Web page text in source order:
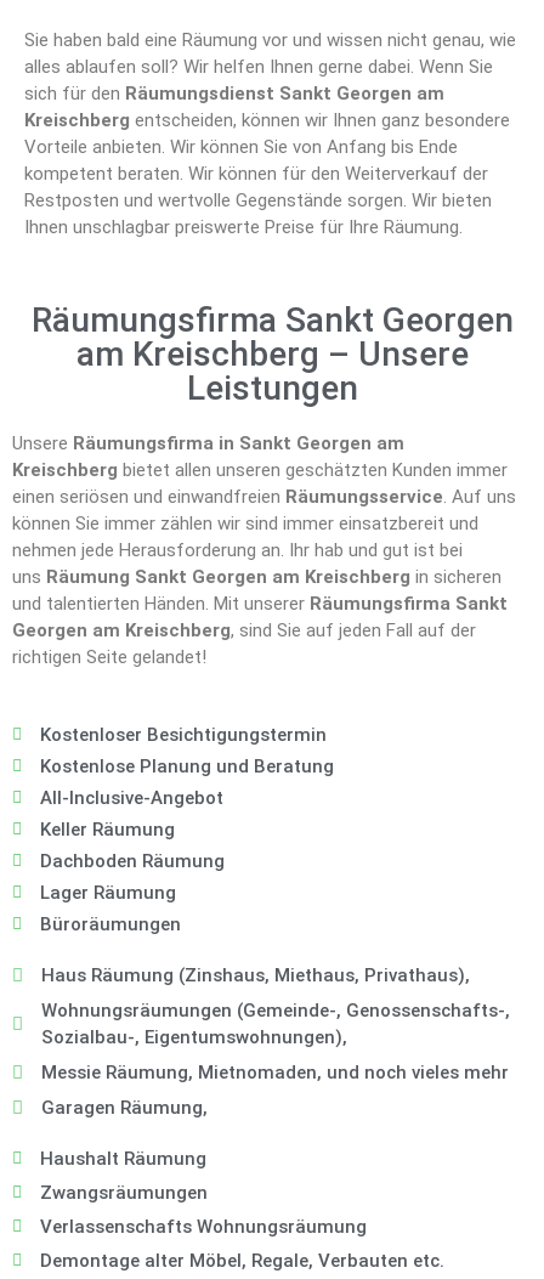
Sie haben bald eine Räumung vor und wissen nicht genau, wie
alles ablaufen soll? Wir helfen Ihnen gerne dabei. Wenn Sie
sich für den Räumungsdienst Sankt Georgen am
Kreischberg entscheiden, können wir Ihnen ganz besondere
Vorteile anbieten. Wir können Sie von Anfang bis Ende
kompetent beraten. Wir können für den Weiterverkauf der
Restposten und wertvolle Gegenstände sorgen. Wir bieten
Ihnen unschlagbar preiswerte Preise für Ihre Räumung.
Räumungsfirma Sankt Georgen
am Kreischberg – Unsere
Leistungen
Unsere Räumungsfirma in Sankt Georgen am
Kreischberg bietet allen unseren geschätzten Kunden immer
einen seriösen und einwandfreien Räumungsservice. Auf uns
können Sie immer zählen wir sind immer einsatzbereit und
nehmen jede Herausforderung an. Ihr hab und gut ist bei
uns Räumung Sankt Georgen am Kreischberg in sicheren
und talentierten Händen. Mit unserer Räumungsfirma Sankt
Georgen am Kreischberg, sind Sie auf jeden Fall auf der
richtigen Seite gelandet!
Kostenloser Besichtigungstermin
Kostenlose Planung und Beratung
All-Inclusive-Angebot
Keller Räumung
Dachboden Räumung
Lager Räumung
Büroräumungen
Haus Räumung (Zinshaus, Miethaus, Privathaus),
Wohnungsräumungen (Gemeinde-, Genossenschafts-,
Sozialbau-, Eigentumswohnungen),
Messie Räumung, Mietnomaden, und noch vieles mehr
Garagen Räumung,
Haushalt Räumung
Zwangsräumungen
Verlassenschafts Wohnungsräumung
Demontage alter Möbel, Regale, Verbauten etc.